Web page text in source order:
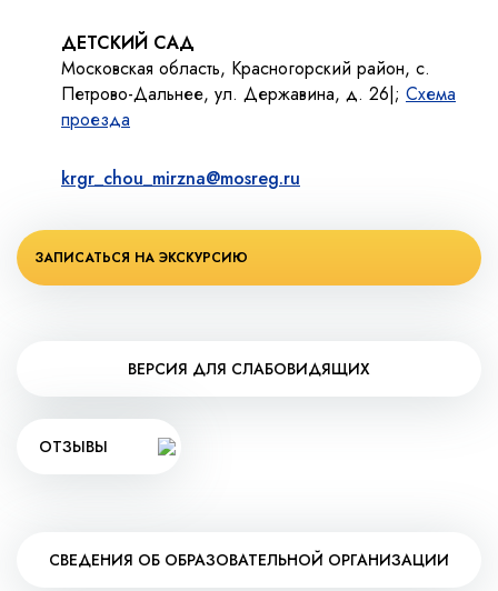
ДЕТСКИЙ САД
Московская область, Красногорский район, с.
Петрово-Дальнее, ул. Державина, д. 26|; Схема
проезда
krgr_chou_mirzna@mosreg.ru
ЗАПИСАТЬСЯ НА ЭКСКУРСИЮ
ВЕРСИЯ ДЛЯ СЛАБОВИДЯЩИХ
ОТЗЫВЫ
СВЕДЕНИЯ ОБ ОБРАЗОВАТЕЛЬНОЙ ОРГАНИЗАЦИИ